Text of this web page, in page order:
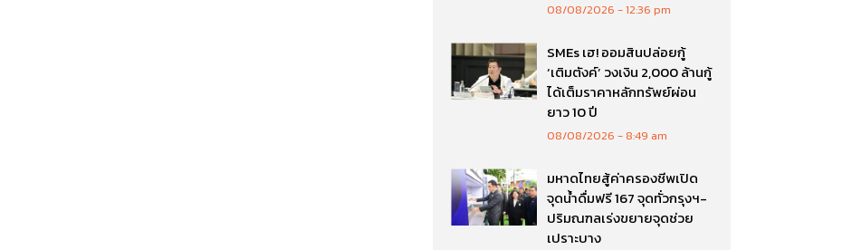
08/08/2026 12:36 pm
SMEs เฮ! ออมสินปล่อยกู้
‘เติมตังค์’ วงเงิน 2,000 ล้านกู้
ได้เต็มราคาหลักทรัพย์ผ่อน
ยาว 10 ปี
08/08/2026 8:49 am
มหาดไทยสู้ค่าครองชีพเปิด
จุดน้ำดื่มฟรี 167 จุดทั่วกรุงฯ-
ปริมณฑลเร่งขยายจุดช่วย
เปราะบาง